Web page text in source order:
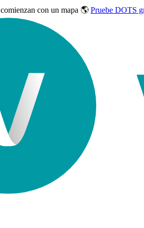
comienzan con un mapa 🌎 Pruebe DOTS